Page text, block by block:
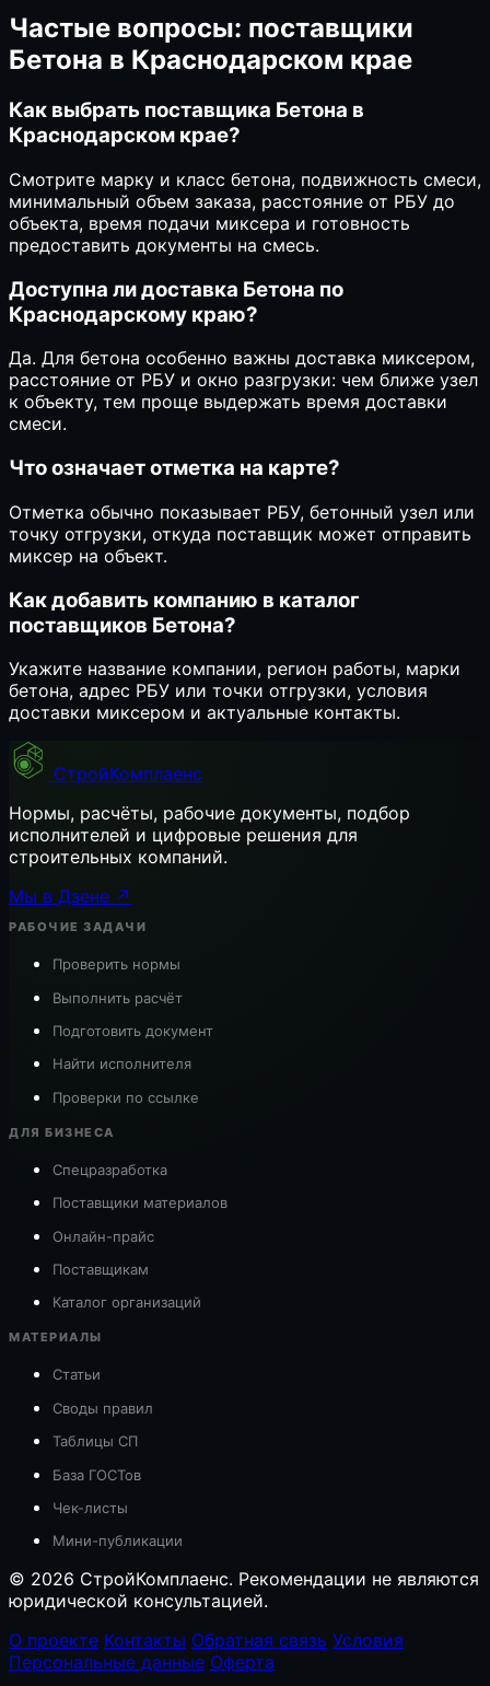
Частые вопросы: поставщики
Бетона в Краснодарском крае
Как выбрать поставщика Бетона в
Краснодарском крае?
Смотрите марку и класс бетона, подвижность смеси,
минимальный объем заказа, расстояние от РБУ до
объекта, время подачи миксера и готовность
предоставить документы на смесь.
Доступна ли доставка Бетона по
Краснодарскому краю?
Да. Для бетона особенно важны доставка миксером,
расстояние от РБУ и окно разгрузки: чем ближе узел
к объекту, тем проще выдержать время доставки
смеси.
Что означает отметка на карте?
Отметка обычно показывает РБУ, бетонный узел или
точку отгрузки, откуда поставщик может отправить
миксер на объект.
Как добавить компанию в каталог
поставщиков Бетона?
Укажите название компании, регион работы, марки
бетона, адрес РБУ или точки отгрузки, условия
доставки миксером и актуальные контакты.
СтройКомплаенс
Нормы, расчёты, рабочие документы, подбор
исполнителей и цифровые решения для
строительных компаний.
Мы в Дзене ↗
РАБОЧИЕ ЗАДАЧИ
Проверить нормы
Выполнить расчёт
Подготовить документ
Найти исполнителя
Проверки по ссылке
ДЛЯ БИЗНЕСА
Спецразработка
Поставщики материалов
Онлайн-прайс
Поставщикам
Каталог организаций
МАТЕРИАЛЫ
Статьи
Своды правил
Таблицы СП
База ГОСТов
Чек-листы
Мини-публикации
© 2026 СтройКомплаенс. Рекомендации не являются
юридической консультацией.
О проекте Контакты Обратная связь Условия
Персональные данные Оферта